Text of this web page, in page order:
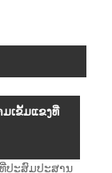
ມເຂັ້ມແຂງທີ່
ປະສົມປະສານ